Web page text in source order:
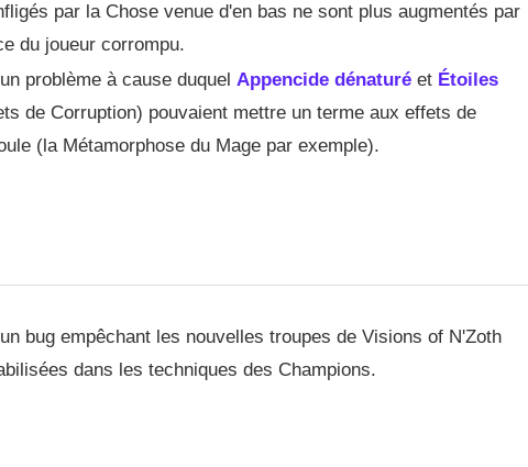
par la Chose venue d'en bas ne sont plus augmentés par
du joueur corrompu.
problème à cause duquel Appencide dénaturé et Étoiles
de Corruption) pouvaient mettre un terme aux effets de
(la Métamorphose du Mage par exemple).
bug empêchant les nouvelles troupes de Visions of N'Zoth
dans les techniques des Champions.